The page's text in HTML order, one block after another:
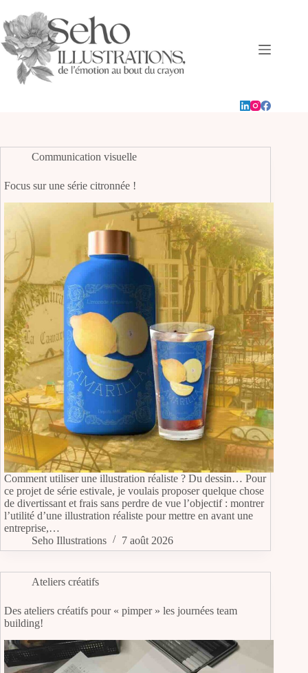
au
contenu
Communication visuelle
Focus sur une série citronnée !
Comment utiliser une illustration réaliste ? Du dessin… Pour
ce projet de série estivale, je voulais proposer quelque chose
de divertissant et frais sans perdre de vue l’objectif : montrer
l’utilité d’une illustration réaliste pour mettre en avant une
entreprise,…
Seho Illustrations
7 août 2026
Ateliers créatifs
Des ateliers créatifs pour « pimper » les journées team
building!